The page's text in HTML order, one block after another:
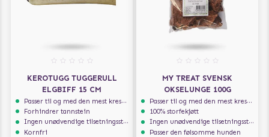
KEROTUGG TUGGERULL
ELGBIFF 15 CM
Passer til og med den mest kresne hunden
Forhindrer tannstein
Ingen unødvendige tilsetningsstoffer
Kornfri
MY TREAT SVENSK
OKSELUNGE 100G
Passer til og med den mest kresne hunden
100% storfekjøtt
Ingen unødvendige tilsetningsstoffer
Passer den følsomme hunden